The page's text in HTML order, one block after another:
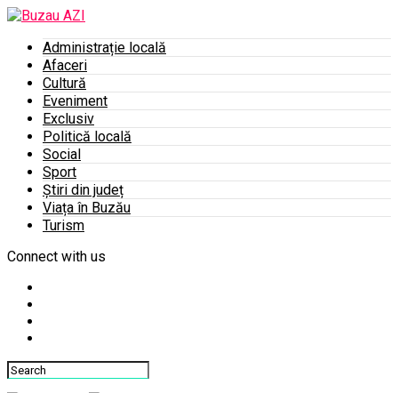
Administrație locală
Afaceri
Cultură
Eveniment
Exclusiv
Politică locală
Social
Sport
Știri din județ
Viața în Buzău
Turism
Connect with us